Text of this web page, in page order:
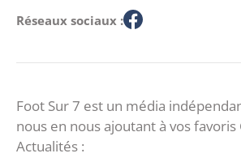
Réseaux sociaux :
Foot Sur 7 est un média
nous en nous ajoutant à vos favoris
Actualités :